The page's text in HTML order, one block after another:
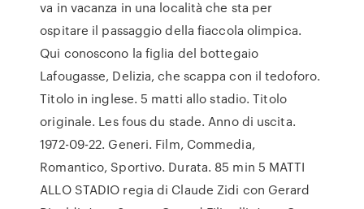
va in vacanza in una località che sta per
ospitare il passaggio della fiaccola olimpica.
Qui conoscono la figlia del bottegaio
Lafougasse, Delizia, che scappa con il tedoforo.
Titolo in inglese. 5 matti allo stadio. Titolo
originale. Les fous du stade. Anno di uscita.
1972-09-22. Generi. Film, Commedia,
Romantico, Sportivo. Durata. 85 min 5 MATTI
ALLO STADIO regia di Claude Zidi con Gerard